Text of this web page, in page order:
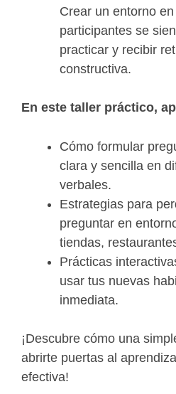
Crear un entorno
participantes se
practicar y recibir
constructiva.
En este taller práctico,
Cómo formular
clara y sencilla en
verbales.
Estrategias para
preguntar en
tiendas,
Prácticas
usar tus nuevas
inmediata.
¡Descubre cómo una
abrirte puertas al
efectiva!